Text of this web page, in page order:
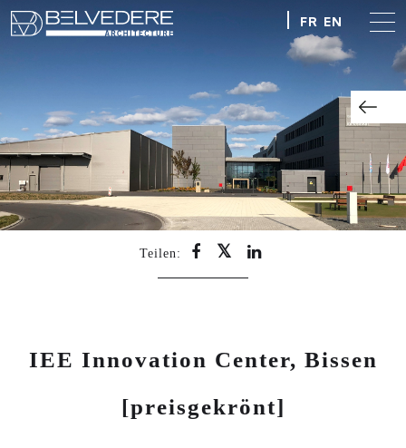
FR EN
Teilen:
IEE Innovation Center, Bissen
[preisgekrönt]